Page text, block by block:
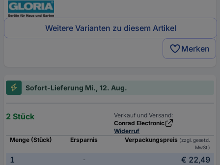
Weitere Varianten zu diesem Artikel
Merken
Sofort-Lieferung Mi., 12. Aug.
2 Stück
Verkauf und Versand:
Conrad Electronic
Widerruf
Menge (Stück)
Ersparnis Verpackungspreis (zzgl. gesetzl.
MwSt.)
1 -
€ 22,49